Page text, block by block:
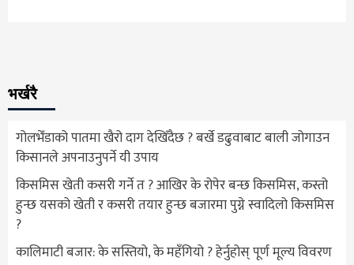
भर्खरै
गोलभेँडाको पातमा खैरो दाग देखिँदैछ ? बर्खे डढुवाबाट बाली जोगाउन
किसानले अपनाउनुपर्ने यी उपाय
किसमिस खेती कसरी गर्ने त ? आखिर के रोपेर बन्छ किसमिस, कस्तो
हुन्छ यसको खेती र कसरी तयार हुन्छ बजारमा पुग्ने स्वादिलो किसमिस
?
कालिमाटी बजार: के सस्तियो, के महँगियो ? हेर्नुहोस् पूर्ण मूल्य विवरण